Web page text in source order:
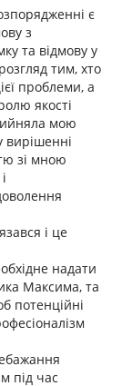
є
з
та відмову у
тим, хто
проблеми, а
якості
мою
вирішенні
зі мною
і це
надати
Максима, та
потенційні
під час